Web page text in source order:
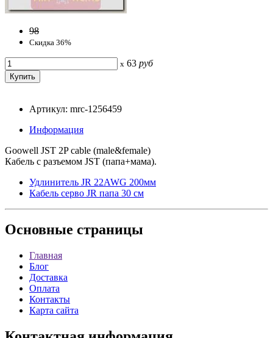
98
Скидка 36%
x 63 руб
Артикул: mrc-1256459
Информация
Goowell JST 2P cable (male&female)
Кабель с разъемом JST (папа+мама).
Удлинитель JR 22AWG 200мм
Кабель серво JR папа 30 см
Основные страницы
Главная
Блог
Доставка
Оплата
Контакты
Карта сайта